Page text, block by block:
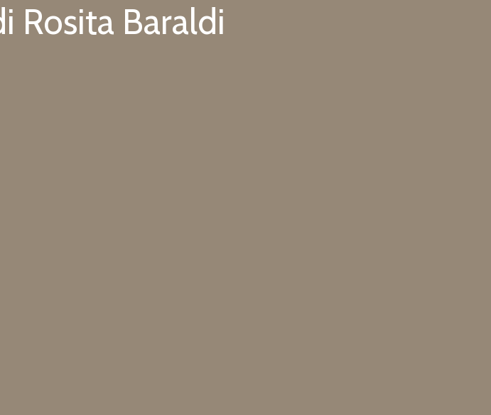
Rosita Baraldi